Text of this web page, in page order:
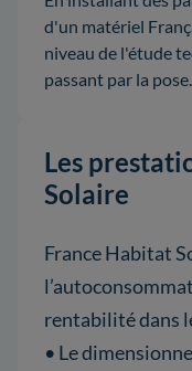
d'un matériel
niveau de l'étude
passant par la pose.
Les
Solaire
France Habitat
rentabilité dans
• Le